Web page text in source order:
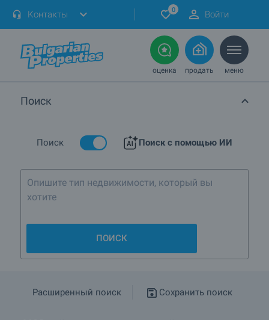
Контакты 0 Войти
оценка продать меню
Поиск
Поиск Поиск с помощью ИИ
Опишите тип недвижимости, который вы
хотите
ПОИСК
Расширенный поиск Сохранить поиск